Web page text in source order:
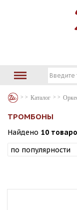
Каталог
ТРОМБОНЫ
Найдено 10